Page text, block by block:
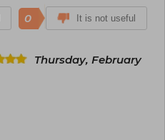
0 It is not useful
Thursday, February